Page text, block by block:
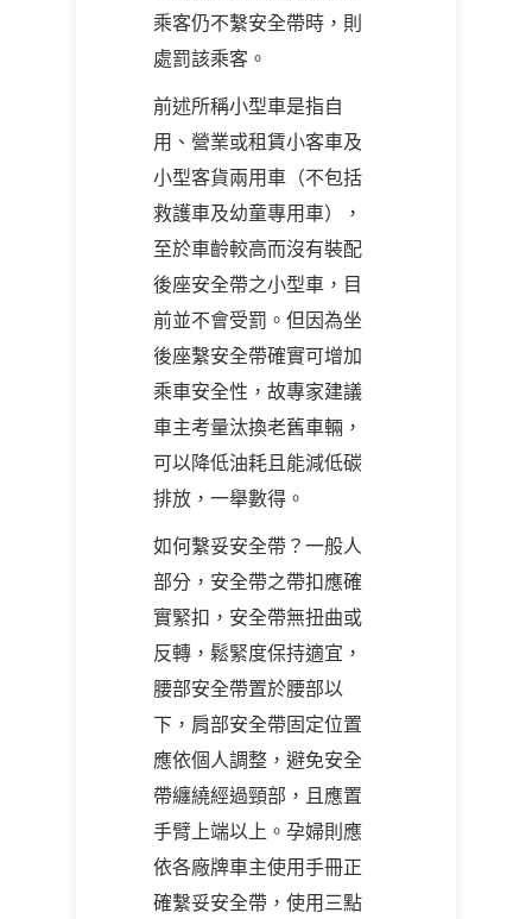
乘客仍不繫安全帶時，則
處罰該乘客。
前述所稱小型車是指自
用、營業或租賃小客車及
小型客貨兩用車（不包括
救護車及幼童專用車），
至於車齡較高而沒有裝配
後座安全帶之小型車，目
前並不會受罰。但因為坐
後座繫安全帶確實可增加
乘車安全性，故專家建議
車主考量汰換老舊車輛，
可以降低油耗且能減低碳
排放，一舉數得。
如何繫妥安全帶？一般人
部分，安全帶之帶扣應確
實緊扣，安全帶無扭曲或
反轉，鬆緊度保持適宜，
腰部安全帶置於腰部以
下，肩部安全帶固定位置
應依個人調整，避免安全
帶纏繞經過頸部，且應置
手臂上端以上。孕婦則應
依各廠牌車主使用手冊正
確繫妥安全帶，使用三點